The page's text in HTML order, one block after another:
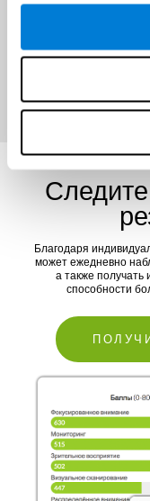
Благодаря
может ежедневно
а также
способности